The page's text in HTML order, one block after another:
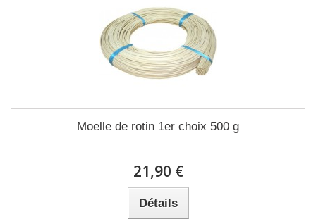
Moelle de rotin 1er choix 500 g
21,90 €
Détails